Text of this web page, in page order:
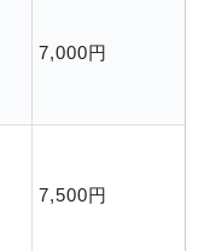
7,000円
7,500円